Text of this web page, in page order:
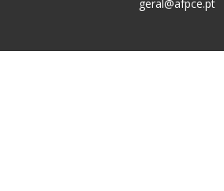
geral@afpce.pt